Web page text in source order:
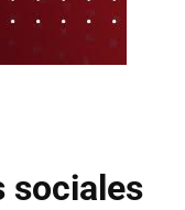
sociales